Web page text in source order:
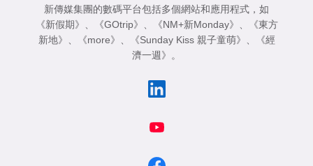
新傳媒集團的數碼平台包括多個網站和應用程式，如
《新假期》
《GOtrip》 《NM+新Monday》
《東方
新地》
《more》 《Sunday Kiss 親子童萌》
《經
濟一週》
。